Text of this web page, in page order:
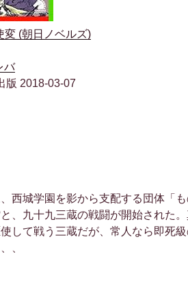
変 (朝日ノベルズ)
バ
版 2018-03-07
西城学園を影から支配する団体「
、九十九三蔵の戦闘が開始された
して戦う三蔵だが、常人なら即死
、